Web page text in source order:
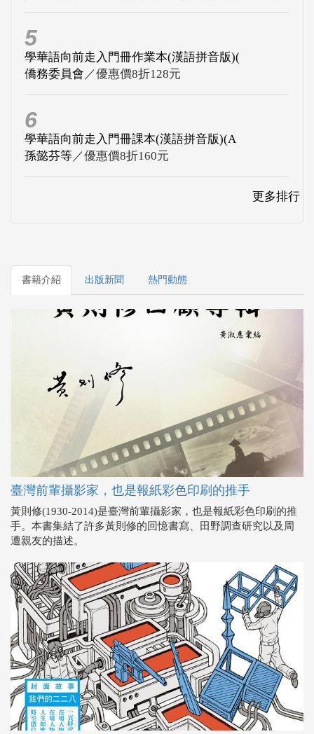
5
學華語向前走入門冊作業本(漢語拼音版)(
僑務委員會 ／優惠價8折128元
6
學華語向前走入門冊課本(漢語拼音版)(A
孫懿芬等／優惠價8折160元
更多排行
書籍介紹 出版新聞 熱門動態
臺灣前輩攝影家，也是報紙彩色印刷的推手
黃則修(1930-2014)是臺灣前輩攝影家，也是報紙彩色印刷的推
手。本書集結了許多黃則修的回憶書寫、田野調查研究以及周
遭親友的描述。